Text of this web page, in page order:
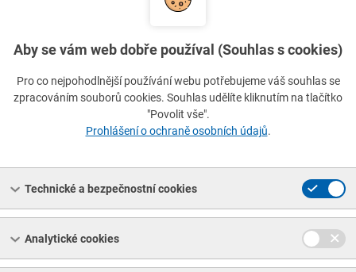
nezkoušený plochý (lesklý), DIN 5685-1
nezkoušený plochý (lesklý), DIN 5685-1 // rozměr 5x35
nezkoušený plochý (lesklý), ČSN 02 3272.01 // rozměr
nezkoušený plochý (lesklý), DIN 5685-1 // rozměr 6x42
nezkoušený plochý (lesklý), DIN 5685-1
nezkoušený plochý (lesklý), ČSN 02 3272.01 rozměr 10x49
nezkoušený plochý (pozinkovaný), DIN 5685-1 rozměr
Aby se vám web dobře používal (Souhlas s cookies)
Pro co nejpohodlnější používání webu potřebujeme váš souhlas se
zpracováním souborů cookies. Souhlas udělíte kliknutím na tlačítko
"Povolit vše".
Prohlášení o ochraně osobních údajů.
Technické a bezpečnostní cookies
Analytické cookies